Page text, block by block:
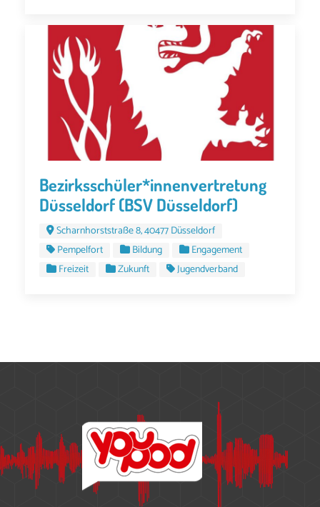
Bezirksschüler*innenvertretung
Düsseldorf (BSV Düsseldorf)
Scharnhorststraße 8, 40477 Düsseldorf
Pempelfort
Bildung
Engagement
Freizeit
Zukunft Jugendverband